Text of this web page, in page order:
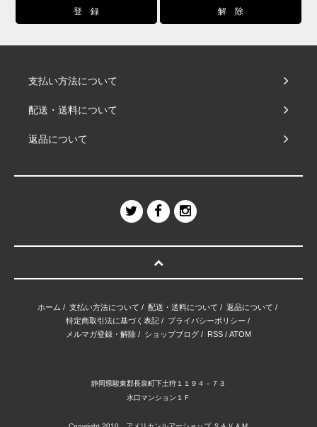
支払い方法について
配送・送料について
返品について
ホーム / 支払い方法について / 配送・送料について / 返品について /
特定商取引法に基づく表記/ プライバシーポリシー /
メルマガ登録・解除 / ショップブログ / RSS / ATOM
静岡県駿東郡長泉町下土狩１１９４－７３
水口マンション１Ｆ